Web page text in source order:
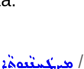
ܡܸܨܛܲܚܢܵܢܘܼܬܵܐ